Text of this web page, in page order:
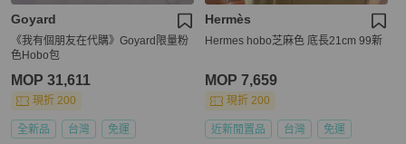
Goyard
《我有個朋友在代購》Goyard限量粉
色Hobo包
MOP 31,611
現折 200
全新品 台灣 免運
Hermès
Hermes hobo芝麻色 底長21cm 99新
MOP 7,659
現折 200
近新閒置品 台灣 免運